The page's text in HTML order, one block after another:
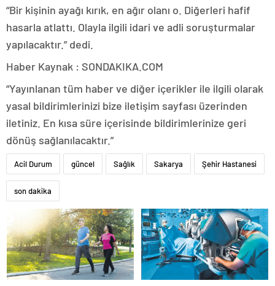
“Bir kişinin ayağı kırık, en ağır olanı o. Diğerleri hafif
hasarla atlattı. Olayla ilgili idari ve adli soruşturmalar
yapılacaktır.” dedi.
Haber Kaynak : SONDAKIKA.COM
“Yayınlanan tüm haber ve diğer içerikler ile ilgili olarak
yasal bildirimlerinizi bize iletişim sayfası üzerinden
iletiniz. En kısa süre içerisinde bildirimlerinize geri
dönüş sağlanılacaktır.”
Acil Durum güncel Sağlık Sakarya Şehir Hastanesi
son dakika